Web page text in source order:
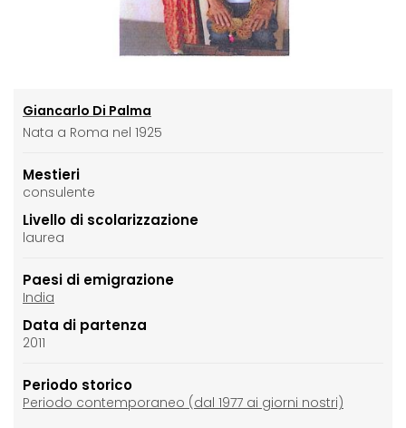
Giancarlo Di Palma
Nata a Roma nel 1925
Mestieri
consulente
Livello di scolarizzazione
laurea
Paesi di emigrazione
India
Data di partenza
2011
Periodo storico
Periodo contemporaneo (dal 1977 ai giorni nostri)